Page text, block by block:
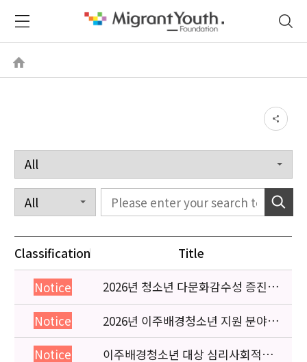
Classification Title
Notice
2026년 청소년 다문화감수성 증진
프로그램 「다가감」신청기관 안내
Notice
2026년 이주배경청소년 지원 분야
종사자 역량강화 교육 일정 안내
Notice
이주배경청소년 대상 심리사회적응